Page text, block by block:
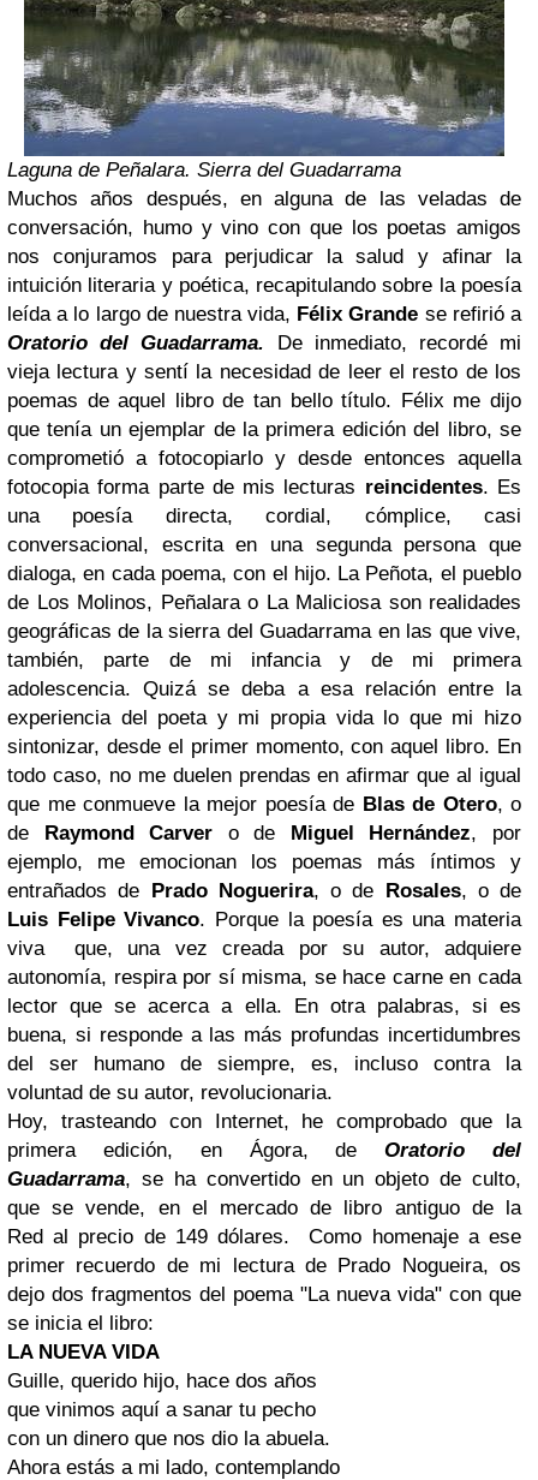
Laguna de Peñalara. Sierra del Guadarrama
Muchos años después, en alguna de las veladas de
conversación, humo y vino con que los poetas amigos
nos conjuramos para perjudicar la salud y afinar la
intuición literaria y poética, recapitulando sobre la poesía
leída a lo largo de nuestra vida, Félix Grande se refirió a
Oratorio del Guadarrama. De inmediato, recordé mi
vieja lectura y sentí la necesidad de leer el resto de los
poemas de aquel libro de tan bello título. Félix me dijo
que tenía un ejemplar de la primera edición del libro, se
comprometió a fotocopiarlo y desde entonces aquella
fotocopia forma parte de mis lecturas reincidentes. Es
una poesía directa, cordial, cómplice, casi
conversacional, escrita en una segunda persona que
dialoga, en cada poema, con el hijo. La Peñota, el pueblo
de Los Molinos, Peñalara o La Maliciosa son realidades
geográficas de la sierra del Guadarrama en las que vive,
también, parte de mi infancia y de mi primera
adolescencia. Quizá se deba a esa relación entre la
experiencia del poeta y mi propia vida lo que mi hizo
sintonizar, desde el primer momento, con aquel libro. En
todo caso, no me duelen prendas en afirmar que al igual
que me conmueve la mejor poesía de Blas de Otero, o
de Raymond Carver o de Miguel Hernández, por
ejemplo, me emocionan los poemas más íntimos y
entrañados de Prado Noguerira, o de Rosales, o de
Luis Felipe Vivanco. Porque la poesía es una materia
viva que, una vez creada por su autor, adquiere
autonomía, respira por sí misma, se hace carne en cada
lector que se acerca a ella. En otra palabras, si es
buena, si responde a las más profundas incertidumbres
del ser humano de siempre, es, incluso contra la
voluntad de su autor, revolucionaria.
Hoy, trasteando con Internet, he comprobado que la
primera edición, en Ágora, deOratorio del
Guadarrama, se ha convertido en un objeto de culto,
que se vende, en el mercadode libro antiguo de la
Red al precio de 149 dólares.
Como homenaje a ese
primer recuerdo de mi lectura de Prado Nogueira, os
dejo dos fragmentos del poema "La nueva vida" con que
se inicia el libro:
LA NUEVA VIDA
Guille, querido hijo, hace dos años
que vinimos aquí a sanar tu pecho
con un dinero que nos dio la abuela.
Ahora estás a mi lado, contemplando